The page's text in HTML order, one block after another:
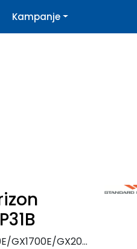
Kampanje
GX2000E/GX2200E